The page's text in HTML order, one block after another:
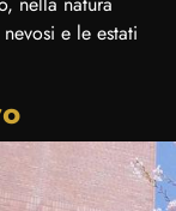
e le estati